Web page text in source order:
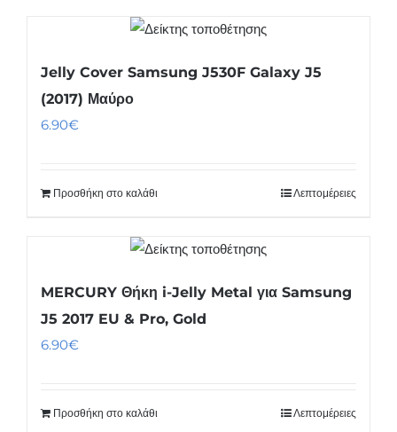
Jelly Cover Samsung J530F Galaxy J5
(2017) Μαύρο
6.90€
Προσθήκη στο καλάθι Λεπτομέρειες
MERCURY Θήκη i-Jelly Metal για Samsung
J5 2017 EU & Pro, Gold
6.90€
Προσθήκη στο καλάθι Λεπτομέρειες